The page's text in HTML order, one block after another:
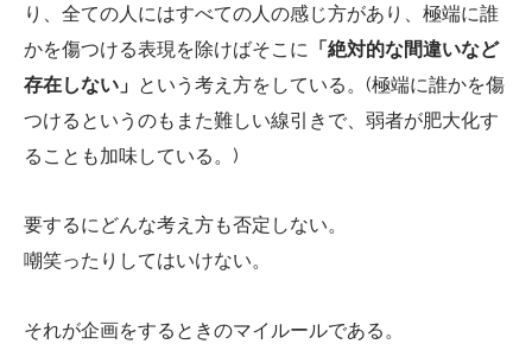
り、全ての人にはすべての人の感じ方があり、極端に誰
かを傷つける表現を除けばそこに 「絶対的な間違いなど
存在しない」 という考え方をしている。(極端に誰かを傷
つけるというのもまた難しい線引きで、弱者が肥大化す
ることも加味している。)
要するにどんな考え方も否定しない。
嘲笑ったりしてはいけない。
それが企画をするときのマイルールである。